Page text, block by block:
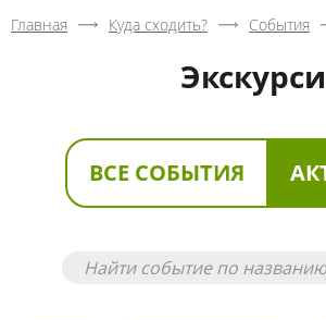
Главная Куда сходить? События
ВСЕ СОБЫТИЯ